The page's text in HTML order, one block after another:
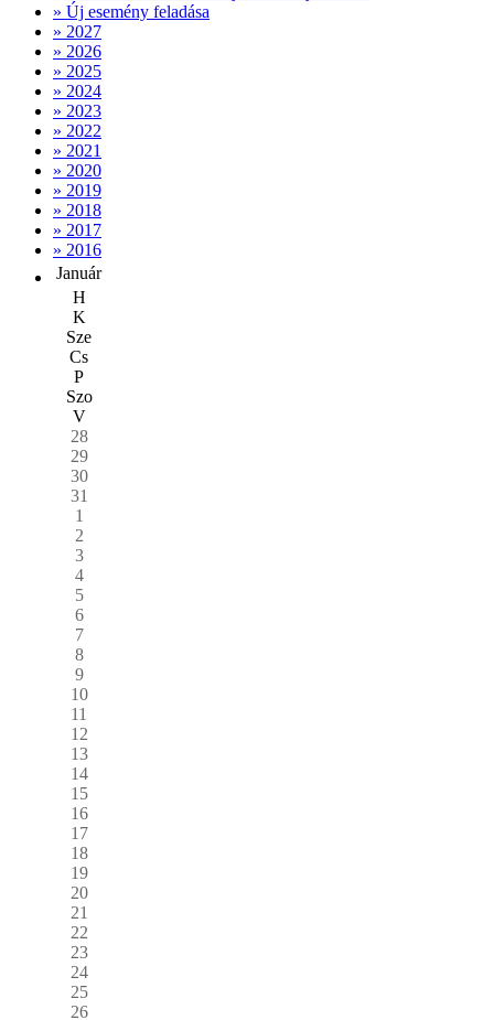
» Új esemény feladása
» 2027
» 2026
» 2025
» 2024
» 2023
» 2022
» 2021
» 2020
» 2019
» 2018
» 2017
» 2016
Január
H
K
Sze
Cs
P
Szo
V
28
29
30
31
1
2
3
4
5
6
7
8
9
10
11
12
13
14
15
16
17
18
19
20
21
22
23
24
25
26